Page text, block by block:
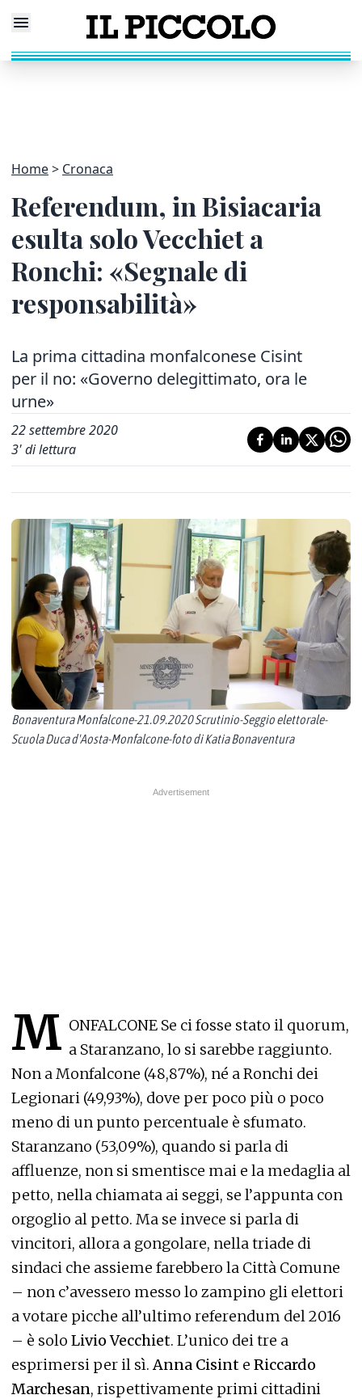
Home Cronaca
Referendum, in Bisiacaria
esulta solo Vecchiet a
Ronchi: «Segnale di
responsabilità»
La prima cittadina monfalconese Cisint
per il no: «Governo delegittimato, ora le
urne»
22 settembre 2020
3' di lettura
Bonaventura Monfalcone-21.09.2020 Scrutinio-Seggio elettorale-
Scuola Duca d'Aosta-Monfalcone-foto di Katia Bonaventura
M ONFALCONE Se ci fosse stato il quorum,
a Staranzano, lo si sarebbe raggiunto.
Non a Monfalcone (48,87%), né a Ronchi dei
Legionari (49,93%), dove per poco più o poco
meno di un punto percentuale è sfumato.
Staranzano (53,09%), quando si parla di
affluenze, non si smentisce mai e la medaglia al
petto, nella chiamata ai seggi, se l’appunta con
orgoglio al petto. Ma se invece si parla di
vincitori, allora a gongolare, nella triade di
sindaci che assieme farebbero la Città Comune
– non c’avessero messo lo zampino gli elettori
a votare picche all’ultimo referendum del 2016
– è solo Livio Vecchiet. L’unico dei tre a
esprimersi per il sì.Anna Cisint e Riccardo
Marchesan, rispettivamente primi cittadini